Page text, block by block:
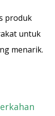
produk
untuk
menarik.